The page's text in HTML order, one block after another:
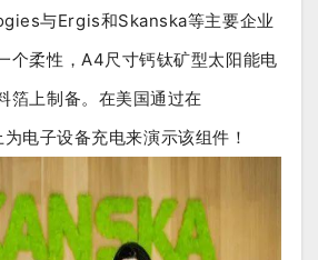
与Ergis和Skanska等主要企业
个柔性，A4尺寸钙钛矿型太阳能电
箔上制备。在美国通过在
电子设备充电来演示该组件！